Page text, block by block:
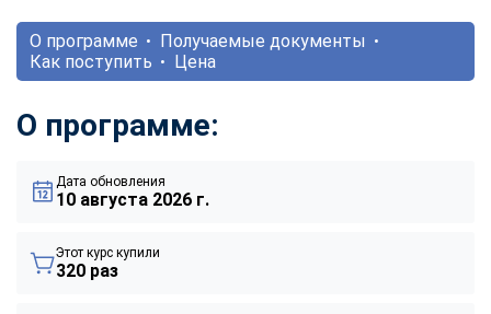
О программе
Получаемые документы
Как поступить
Цена
О программе:
Дата обновления
10 августа 2026 г.
Этот курс купили
320 раз